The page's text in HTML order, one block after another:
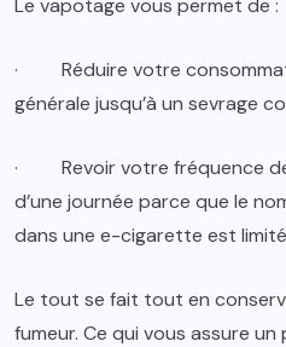
Le vapotage vous permet de :
· Réduire votre
générale jusqu’à un sevrage
· Revoir votre fréquence
d’une journée parce que le
dans une e-cigarette est limité
Le tout se fait tout en
fumeur. Ce qui vous assure